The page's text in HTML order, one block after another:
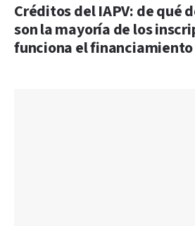
Créditos del IAPV: de qué
son la mayoría de los
funciona el financiamiento